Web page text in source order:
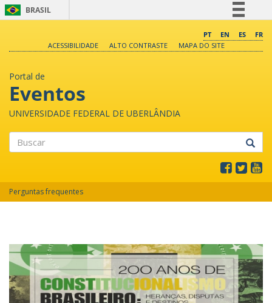
BRASIL
Comunica BR
PT EN ES
FR
ACESSIBILIDADE
ALTO CONTRASTE MAPA DO SITE
Portal de
Eventos
UNIVERSIDADE FEDERAL DE UBERLÂNDIA
Perguntas frequentes